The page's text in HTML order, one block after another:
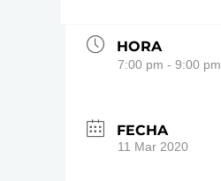
HORA
7:00 pm - 9:00 pm
FECHA
11 Mar 2020